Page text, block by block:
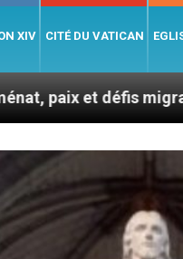
XIV CITÉ DU VATICAN
migratoires